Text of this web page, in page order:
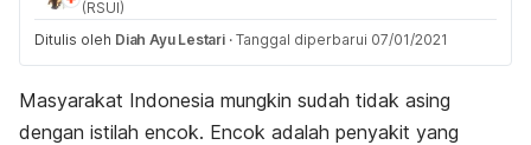
(RSUI)
Ditulis oleh Diah Ayu Lestari · Tanggal diperbarui 07/01/2021
Masyarakat Indonesia mungkin sudah tidak asing
dengan istilah encok. Encok adalah penyakit yang